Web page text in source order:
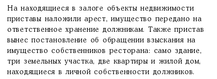
На находящиеся в залоге объекты недвижимости
приставы наложили арест, имущество передано на
ответственное хранение должникам. Также пристав
вынес постановление об обращении взыскания на
имущество собственников ресторана: само здание,
три земельных участка, две квартиры и жилой дом,
находящиеся в личной собственности должников.